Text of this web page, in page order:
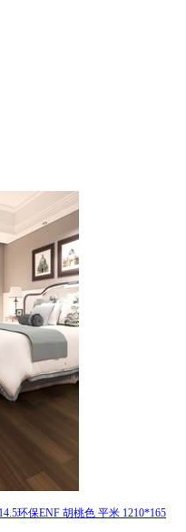
环保ENF 胡桃色 平米 1210*165